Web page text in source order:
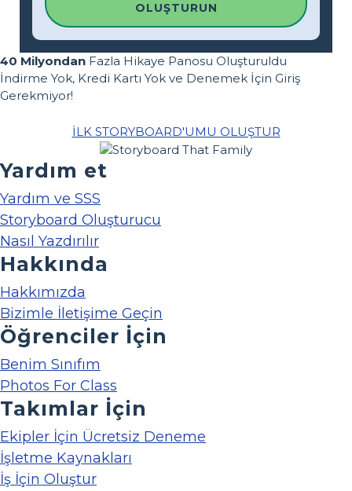
OLUŞTURUN
40 Milyondan Fazla Hikaye Panosu Oluşturuldu
İndirme Yok, Kredi Kartı Yok ve Denemek İçin Giriş
Gerekmiyor!
İLK STORYBOARD'UMU OLUŞTUR
Yardım et
Yardım ve SSS
Storyboard Oluşturucu
Nasıl Yazdırılır
Hakkında
Hakkımızda
Bizimle İletişime Geçin
Öğrenciler İçin
Benim Sınıfım
Photos For Class
Takımlar İçin
Ekipler İçin Ücretsiz Deneme
İşletme Kaynakları
İş İçin Oluştur